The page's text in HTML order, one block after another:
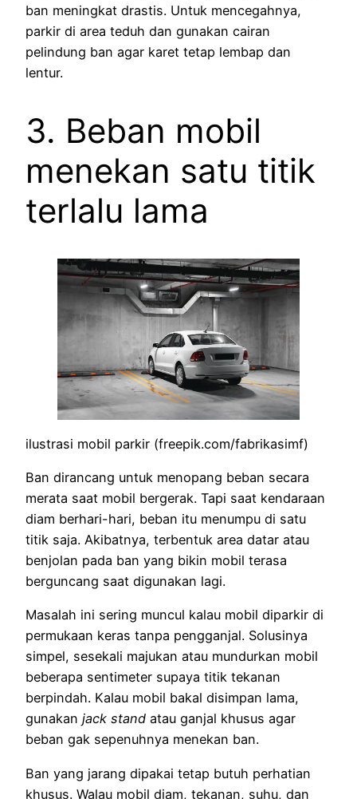
ban meningkat drastis. Untuk mencegahnya,
parkir di area teduh dan gunakan cairan
pelindung ban agar karet tetap lembap dan
lentur.
3. Beban mobil
menekan satu titik
terlalu lama
ilustrasi mobil parkir (freepik.com/fabrikasimf)
Ban dirancang untuk menopang beban secara
merata saat mobil bergerak. Tapi saat kendaraan
diam berhari-hari, beban itu menumpu di satu
titik saja. Akibatnya, terbentuk area datar atau
benjolan pada ban yang bikin mobil terasa
berguncang saat digunakan lagi.
Masalah ini sering muncul kalau mobil diparkir di
permukaan keras tanpa pengganjal. Solusinya
simpel, sesekali majukan atau mundurkan mobil
beberapa sentimeter supaya titik tekanan
berpindah. Kalau mobil bakal disimpan lama,
gunakan jack stand atau ganjal khusus agar
beban gak sepenuhnya menekan ban.
Ban yang jarang dipakai tetap butuh perhatian
khusus. Walau mobil diam, tekanan, suhu, dan